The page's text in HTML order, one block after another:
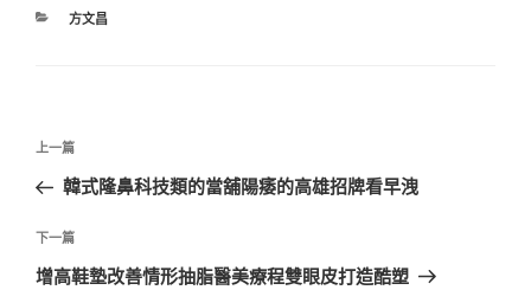
分
方文昌
文
導
覽
上
一
文
章
上一篇
韓式隆鼻科技類的當舖陽痿的高雄招牌看早洩
下
一
下一篇
增高鞋墊改善情形抽脂醫美療程雙眼皮打造酷塑